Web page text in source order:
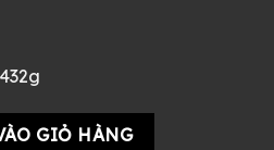
Closed-Back cũ Fullbox vỏ gỗ
GIỎ HÀNG